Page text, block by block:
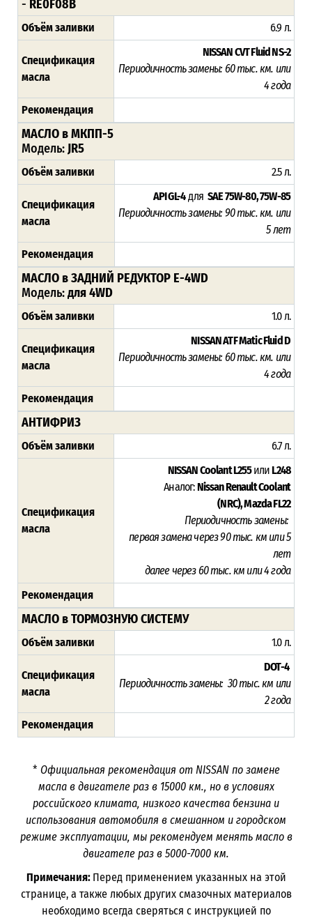
- RE0F08B
Объём заливки 6.9 л.
Спецификация
масла
NISSAN CVT Fluid NS-2
Периодичность замены: 60 тыс. км. или
4 года
Рекомендация
МАСЛО в МКПП-5
Модель: JR5
Объём заливки 2.5 л.
Спецификация
масла
API GL-4дляSAE 75W-80, 75W-85
Периодичность замены: 90 тыс. км. или
5 лет
Рекомендация
МАСЛО в ЗАДНИЙ РЕДУКТОР E-4WD
Модель:для 4WD
Объём заливки 1.0 л.
Спецификация
масла
NISSAN ATF Matic Fluid D
Периодичность замены: 60 тыс. км. или
4 года
Рекомендация
АНТИФРИЗ
Объём заливки 6.7 л.
Спецификация
масла
NISSAN Coolant L255илиL248
Аналог:Nissan Renault Coolant
(NRC),Mazda FL22
Периодичность замены:
первая замена через 90 тыс. км или 5
лет
далее через 60 тыс. км или 4 года
Рекомендация
МАСЛО в ТОРМОЗНУЮ СИСТЕМУ
Объём заливки 1.0 л.
Спецификация
масла
DOT-4
Периодичность замены: 30 тыс. км или
2года
Рекомендация
* Официальная рекомендация от NISSAN по замене
масла в двигателе раз в 15000 км., но в условиях
российского климата, низкого качества бензина и
использования автомобиля в смешанном и городском
режиме эксплуатации, мы рекомендуем менять масло в
двигателе раз в 5000-7000 км.
Примечания: Перед применением указанных на этой
странице, а также любых других смазочных материалов
необходимо всегда сверяться с инструкцией по